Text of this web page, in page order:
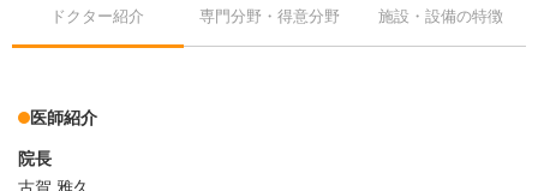
ドクター紹介 専門分野・得意分野 施設・設備の特徴
医師紹介
院長